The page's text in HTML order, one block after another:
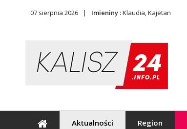
07 sierpnia 2026 Imieniny :Klaudia, Kajetan
Aktualności Region